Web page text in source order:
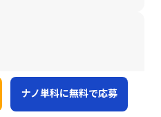
ナノ単科に無料で応募